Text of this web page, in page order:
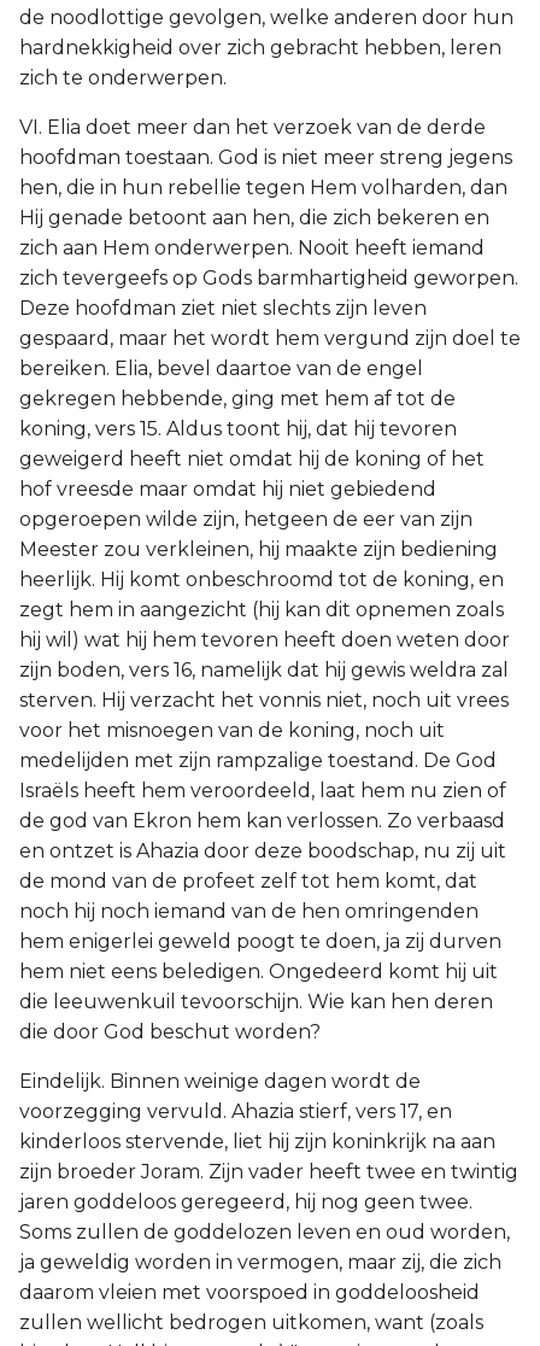
de noodlottige gevolgen, welke anderen door hun
hardnekkigheid over zich gebracht hebben, leren
zich te onderwerpen.
VI. Elia doet meer dan het verzoek van de derde
hoofdman toestaan. God is niet meer streng jegens
hen, die in hun rebellie tegen Hem volharden, dan
Hij genade betoont aan hen, die zich bekeren en
zich aan Hem onderwerpen. Nooit heeft iemand
zich tevergeefs op Gods barmhartigheid geworpen.
Deze hoofdman ziet niet slechts zijn leven
gespaard, maar het wordt hem vergund zijn doel te
bereiken. Elia, bevel daartoe van de engel
gekregen hebbende, ging met hem af tot de
koning, vers 15. Aldus toont hij, dat hij tevoren
geweigerd heeft niet omdat hij de koning of het
hof vreesde maar omdat hij niet gebiedend
opgeroepen wilde zijn, hetgeen de eer van zijn
Meester zou verkleinen, hij maakte zijn bediening
heerlijk. Hij komt onbeschroomd tot de koning, en
zegt hem in aangezicht (hij kan dit opnemen zoals
hij wil) wat hij hem tevoren heeft doen weten door
zijn boden, vers 16, namelijk dat hij gewis weldra zal
sterven. Hij verzacht het vonnis niet, noch uit vrees
voor het misnoegen van de koning, noch uit
medelijden met zijn rampzalige toestand. De God
Israëls heeft hem veroordeeld, laat hem nu zien of
de god van Ekron hem kan verlossen. Zo verbaasd
en ontzet is Ahazia door deze boodschap, nu zij uit
de mond van de profeet zelf tot hem komt, dat
noch hij noch iemand van de hen omringenden
hem enigerlei geweld poogt te doen, ja zij durven
hem niet eens beledigen. Ongedeerd komt hij uit
die leeuwenkuil tevoorschijn. Wie kan hen deren
die door God beschut worden?
Eindelijk. Binnen weinige dagen wordt de
voorzegging vervuld. Ahazia stierf, vers 17, en
kinderloos stervende, liet hij zijn koninkrijk na aan
zijn broeder Joram. Zijn vader heeft twee en twintig
jaren goddeloos geregeerd, hij nog geen twee.
Soms zullen de goddelozen leven en oud worden,
ja geweldig worden in vermogen, maar zij, die zich
daarom vleien met voorspoed in goddeloosheid
zullen wellicht bedrogen uitkomen, want (zoals